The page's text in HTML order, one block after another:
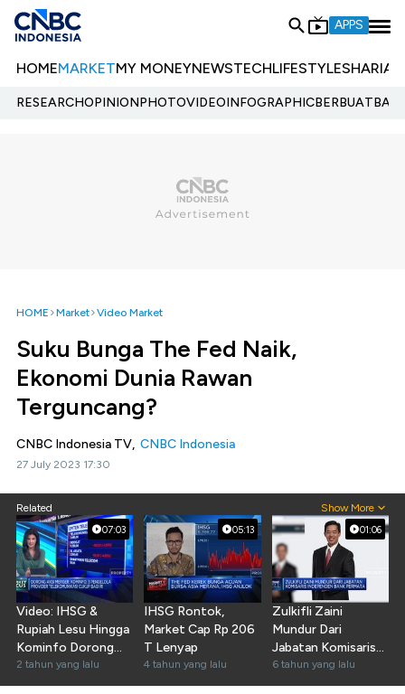
APPS
HOMEMARKETMY MONEYNEWSTECHLIFESTYLESHARIA
RESEARCHOPINIONPHOTOVIDEOINFOGRAPHIC
HOME Market Video Market
Suku Bunga The Fed Naik,
Ekonomi Dunia Rawan
Terguncang?
CNBC Indonesia TV, CNBC Indonesia
27 July 2023 17:30
Related Show More
07:03
Video: IHSG &
Rupiah Lesu Hingga
Kominfo Dorong
Aksi Merger
Provider
2 tahun yang lalu
05:13
IHSG Rontok,
Market Cap Rp 206
T Lenyap
4 tahun yang lalu
01:06
Zulkifli Zaini
Mundur Dari
Jabatan Komisaris
Independen Bank
6 tahun yang lalu